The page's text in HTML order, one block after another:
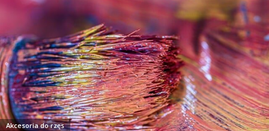
Akcesoria do rzęs